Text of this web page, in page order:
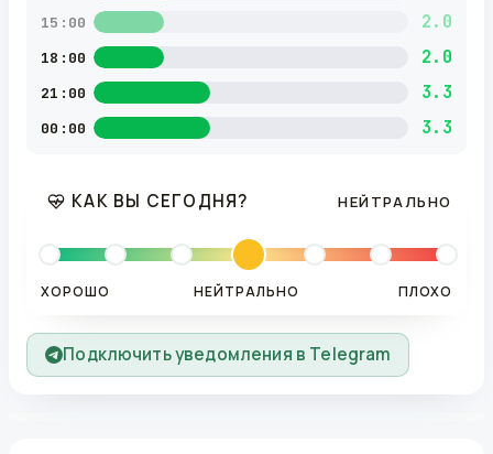
15:00 2.0
18:00 2.0
21:00 3.3
00:00 3.3
КАК ВЫ СЕГОДНЯ? НЕЙТРАЛЬНО
ХОРОШО НЕЙТРАЛЬНО ПЛОХО
Подключить уведомления в Telegram